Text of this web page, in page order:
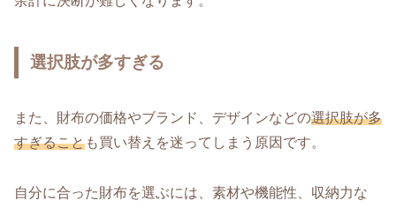
選択肢が多すぎる
また、財布の価格やブランド、デザインなどの選択肢が多
すぎることも買い替えを迷ってしまう原因です。
自分に合った財布を選ぶには、素材や機能性、収納力な